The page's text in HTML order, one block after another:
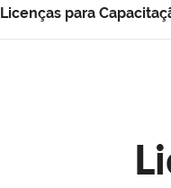
Licenças para